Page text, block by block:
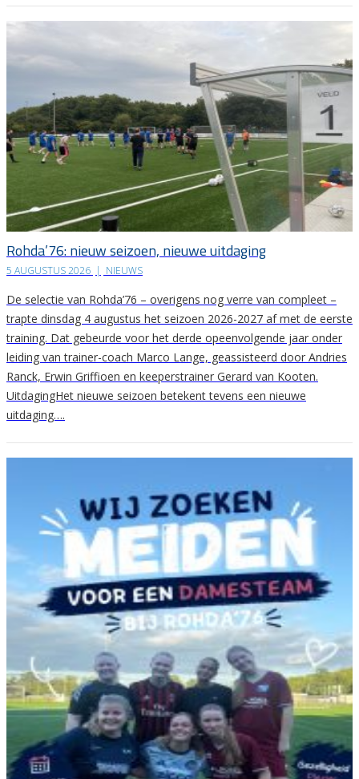
Rohda’76: nieuw seizoen, nieuwe uitdaging
5 AUGUSTUS 2026 | NIEUWS
De selectie van Rohda’76 – overigens nog verre van compleet –
trapte dinsdag 4 augustus het seizoen 2026-2027 af met de eerste
training. Dat gebeurde voor het derde opeenvolgende jaar onder
leiding van trainer-coach Marco Lange, geassisteerd door Andries
Ranck, Erwin Griffioen en keeperstrainer Gerard van Kooten.
UitdagingHet nieuwe seizoen betekent tevens een nieuwe
uitdaging….